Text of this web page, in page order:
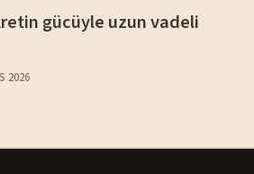
gücüyle uzun vadeli
2026